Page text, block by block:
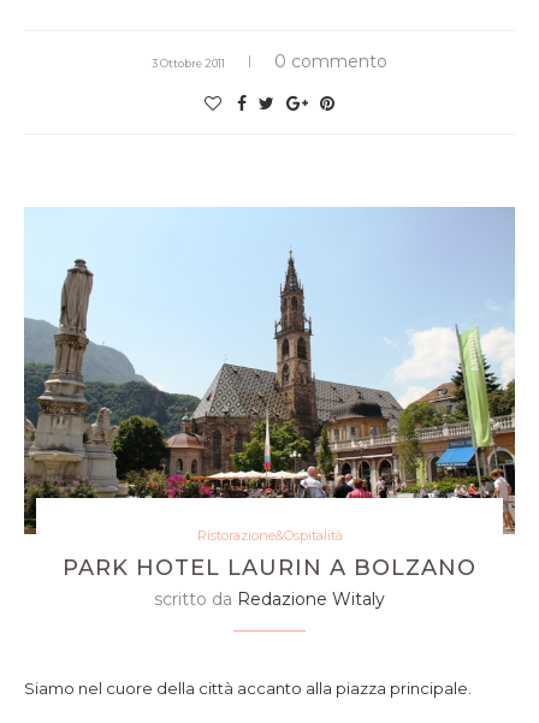
3 Ottobre 2011 0 commento
Ristorazione&Ospitalità
PARK HOTEL LAURIN A BOLZANO
scritto da Redazione Witaly
Siamo nel cuore della città accanto alla piazza principale.